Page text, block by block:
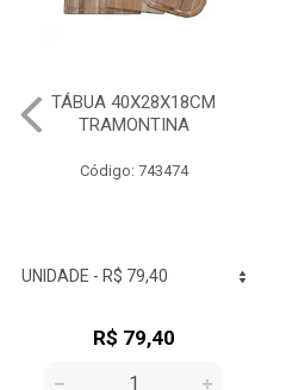
CHURRASQUEIRA
PORTATIL CHURRAS TO GO
Código: 745314
Por: R$ 73,90